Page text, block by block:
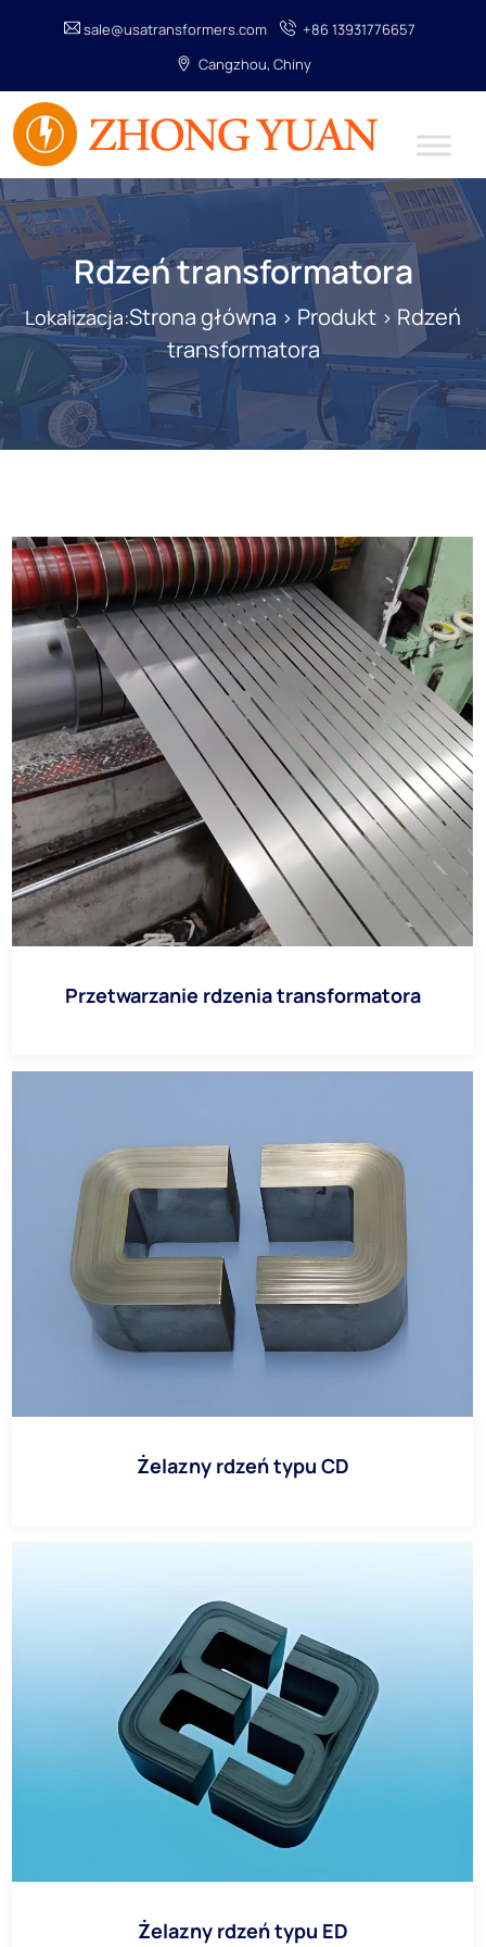
sale@usatransformers.com
+86 13931776657
Cangzhou, Chiny
Rdzeń transformatora
Lokalizacja:Strona główna > Produkt > Rdzeń
transformatora
Przetwarzanie rdzenia transformatora
Żelazny rdzeń typu CD
Żelazny rdzeń typu ED